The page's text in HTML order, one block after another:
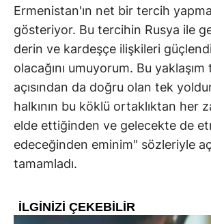
Ermenistan'ın net bir tercih
gösteriyor. Bu tercihin Rusya ile
derin ve kardeşçe ilişkileri
olacağını umuyorum. Bu yaklaşım
açısından da doğru olan tek
halkının bu köklü ortaklıktan her
elde ettiğinden ve gelecekte de
edeceğinden eminim" sözleriyle
tamamladı.